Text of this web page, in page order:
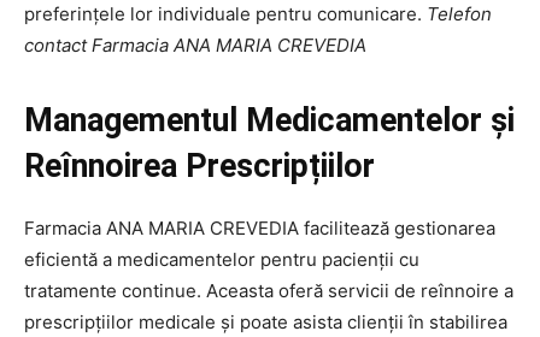
preferințele lor individuale pentru comunicare. Telefon
contact Farmacia ANA MARIA CREVEDIA
Managementul Medicamentelor și
Reînnoirea Prescripțiilor
Farmacia ANA MARIA CREVEDIA facilitează gestionarea
eficientă a medicamentelor pentru pacienții cu
tratamente continue. Aceasta oferă servicii de reînnoire a
prescripțiilor medicale și poate asista clienții în stabilirea